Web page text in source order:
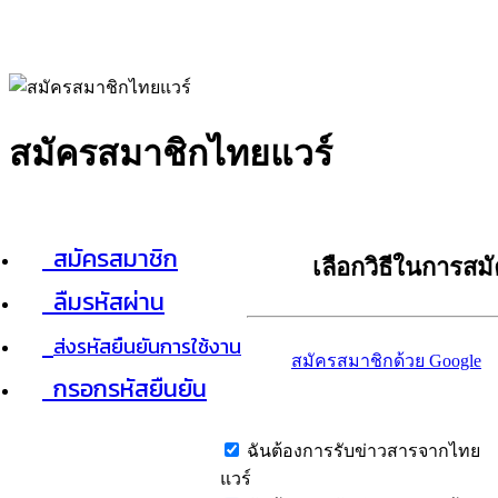
สมัครสมาชิกไทยแวร์
สมัครสมาชิก
ลืมรหัสผ่าน
ส่งรหัสยืนยันการใช้งาน
กรอกรหัสยืนยัน
เลือกวิธีในการส
สมัครสมาชิกด้วย Google
ฉันต้องการรับข่าวสารจากไทย
แวร์